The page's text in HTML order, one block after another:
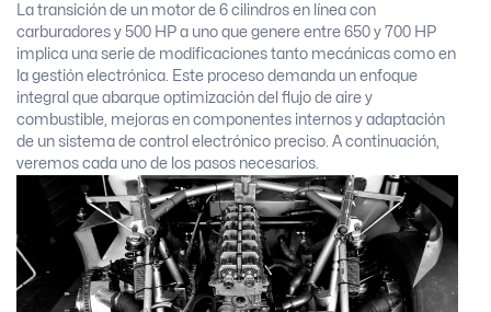
La transición de un motor de 6 cilindros en línea con
carburadores y 500 HP a uno que genere entre 650 y 700 HP
implica una serie de modificaciones tanto mecánicas como en
la gestión electrónica. Este proceso demanda un enfoque
integral que abarque optimización del flujo de aire y
combustible, mejoras en componentes internos y adaptación
de un sistema de control electrónico preciso. A continuación,
veremos cada uno de los pasos necesarios.